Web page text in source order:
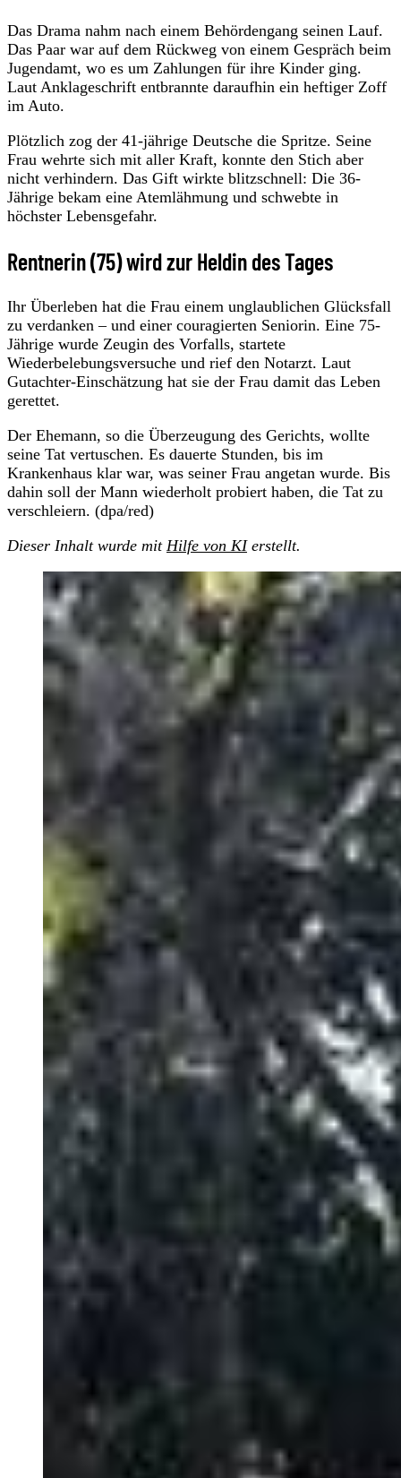
Das Drama nahm nach einem Behördengang seinen Lauf.
Das Paar war auf dem Rückweg von einem Gespräch beim
Jugendamt, wo es um Zahlungen für ihre Kinder ging.
Laut Anklageschrift entbrannte daraufhin ein heftiger Zoff
im Auto.
Plötzlich zog der 41-jährige Deutsche die Spritze. Seine
Frau wehrte sich mit aller Kraft, konnte den Stich aber
nicht verhindern. Das Gift wirkte blitzschnell: Die 36-
Jährige bekam eine Atemlähmung und schwebte in
höchster Lebensgefahr.
Rentnerin (75) wird zur Heldin des Tages
Ihr Überleben hat die Frau einem unglaublichen Glücksfall
zu verdanken – und einer couragierten Seniorin. Eine 75-
Jährige wurde Zeugin des Vorfalls, startete
Wiederbelebungsversuche und rief den Notarzt. Laut
Gutachter-Einschätzung hat sie der Frau damit das Leben
gerettet.
Der Ehemann, so die Überzeugung des Gerichts, wollte
seine Tat vertuschen. Es dauerte Stunden, bis im
Krankenhaus klar war, was seiner Frau angetan wurde. Bis
dahin soll der Mann wiederholt probiert haben, die Tat zu
verschleiern. (dpa/red)
Dieser Inhalt wurde mit Hilfe von KIerstellt.